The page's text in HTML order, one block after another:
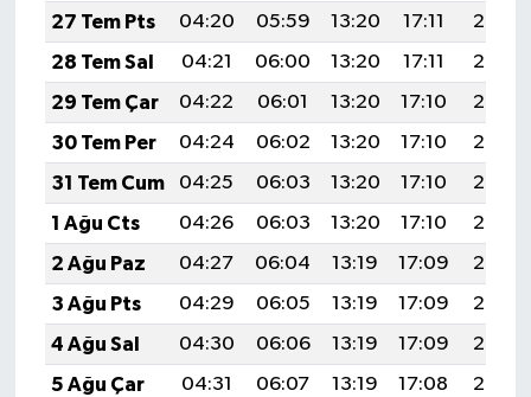
27 Tem Pts
04:20 05:59 13:20 17:11
20:30
28 Tem Sal
04:21 06:00 13:20 17:11
20:29
29 Tem Çar
04:22 06:01 13:20 17:10
20:28
30 Tem Per
04:24 06:02 13:20 17:10
20:28
31 Tem Cum
04:25 06:03 13:20 17:10
20:27
1 Ağu Cts
04:26 06:03 13:20 17:10
20:26
2 Ağu Paz
04:27 06:04 13:19 17:09
20:25
3 Ağu Pts
04:29 06:05 13:19 17:09
20:24
4 Ağu Sal
04:30 06:06 13:19 17:09
20:23
5 Ağu Çar
04:31 06:07 13:19 17:08
20:22